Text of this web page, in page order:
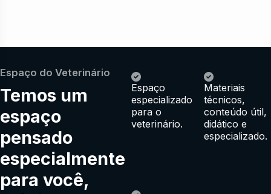
Espaço do Veterinário
Temos um
espaço
pensado
especialmente
para você,
Espaço
especializado
para o
veterinário.
Materiais
técnicos,
conteúdo útil,
didático e
especializado.